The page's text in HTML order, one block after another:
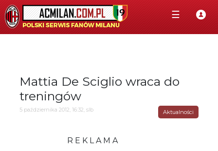
☰
Mattia De Sciglio wraca do
treningów
5 października 2012, 16:32, slb Aktualności
R E K L A M A